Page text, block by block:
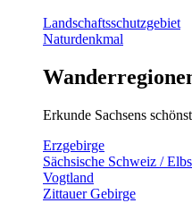
Landschaftsschutzgebiet
Naturdenkmal
Erkunde Sachsens
Erzgebirge
Sächsische Schweiz /
Vogtland
Zittauer Gebirge